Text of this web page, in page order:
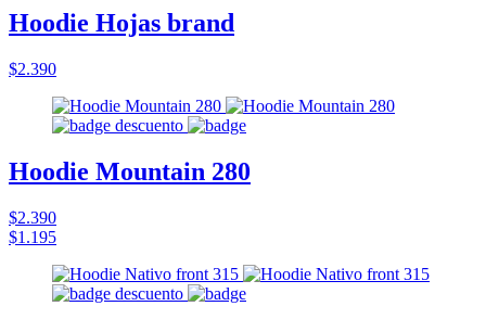
Hoodie Hojas brand
$2.390
Hoodie Mountain 280
$2.390
$1.195